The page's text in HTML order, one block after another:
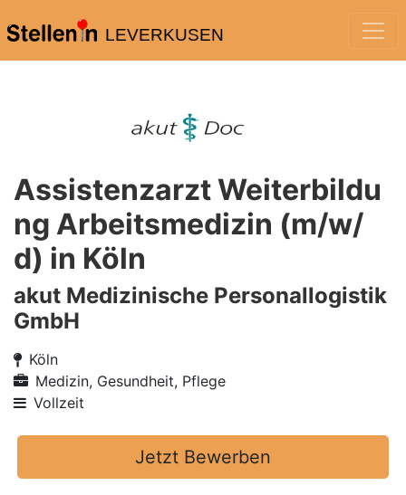
LEVERKUSEN
Assistenzarzt Weiterbildu
ng Arbeitsmedizin (m/w/
d) in Köln
akut Medizinische Personallogistik
GmbH
Köln
Medizin, Gesundheit, Pflege
Vollzeit
Jetzt Bewerben